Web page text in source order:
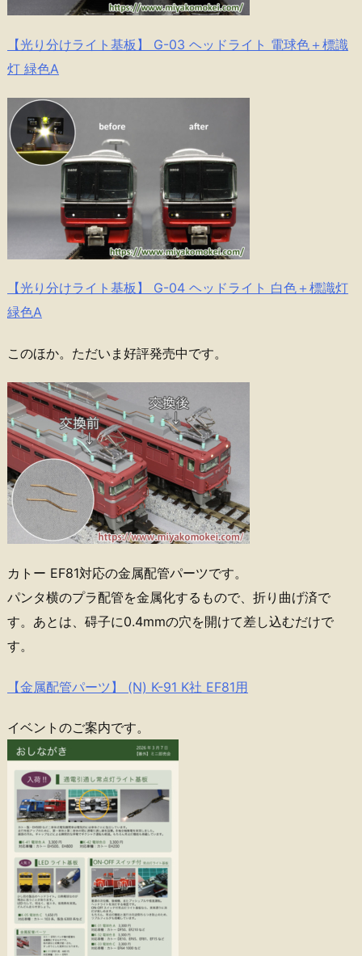
【光り分けライト基板】 G-03 ヘッドライト 電球色＋標識
灯 緑色A
【光り分けライト基板】 G-04 ヘッドライト 白色＋標識灯
緑色A
このほか。ただいま好評発売中です。
カトー EF81対応の金属配管パーツです。
パンタ横のプラ配管を金属化するもので、折り曲げ済で
す。あとは、碍子に0.4mmの穴を開けて差し込むだけで
す。
【金属配管パーツ】 (N) K-91 K社 EF81用
イベントのご案内です。